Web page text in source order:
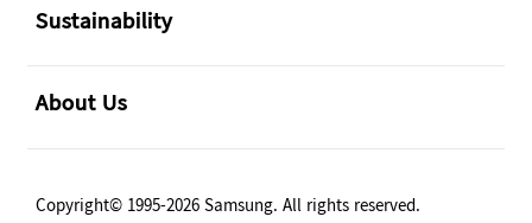
Sustainability
About Us
Copyright© 1995-2026 Samsung. All rights reserved.